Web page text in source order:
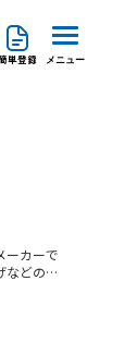
単登録 メニュー
ーカーで
などの生